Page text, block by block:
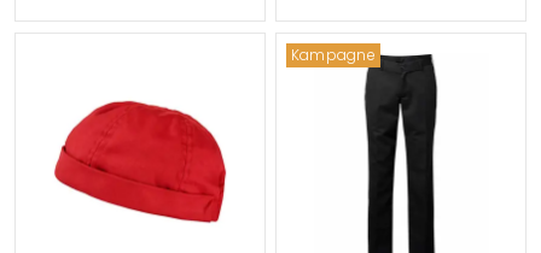
Kampagne